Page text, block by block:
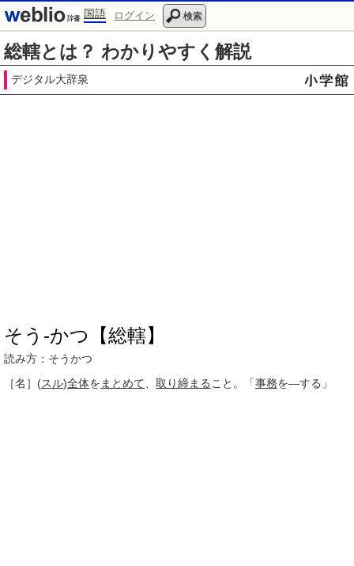
国語 ログイン 検索
総轄とは？ わかりやすく解説
デジタル大辞泉
そう‐かつ【総轄】
読み方：そうかつ
［名］ (スル)全体を まとめて 取り締まる こと。「事務を―する」